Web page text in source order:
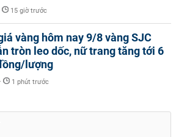
15 giờ trước
vàng hôm nay 9/8 vàng SJC
tròn leo dốc, nữ trang tăng tới 6
lượng
1 phút trước